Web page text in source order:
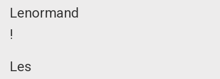
Lenormand
!
Les